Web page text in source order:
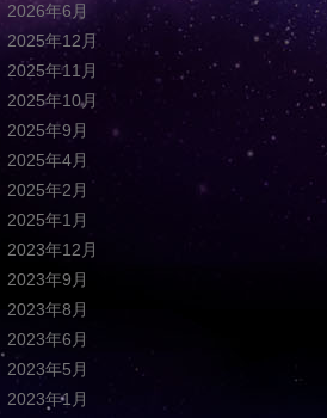
2026年6月
2025年12月
2025年11月
2025年10月
2025年9月
2025年4月
2025年2月
2025年1月
2023年12月
2023年9月
2023年8月
2023年6月
2023年5月
2023年1月